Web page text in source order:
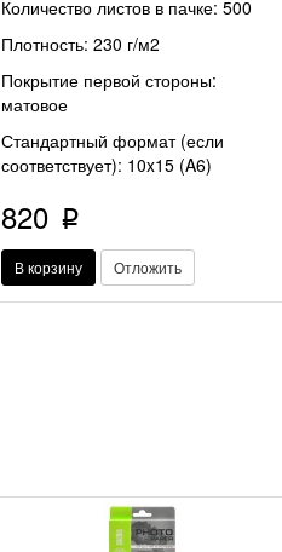
Количество листов в пачке: 500
Плотность: 230 г/м2
Покрытие первой стороны:
матовое
Стандартный формат (если
соответствует): 10x15 (A6)
820 p
В корзину Отложить